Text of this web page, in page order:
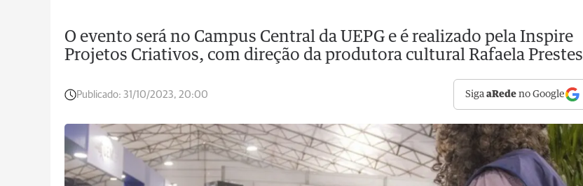
O evento será no Campus Central da UEPG e é realizado pela Inspire
Projetos Criativos, com direção da produtora cultural Rafaela Prestes
Publicado: 31/10/2023, 20:00 SigaaRede no Google